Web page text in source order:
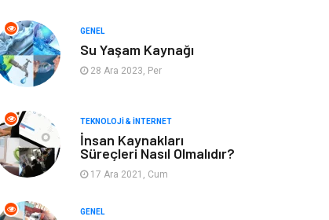
Müzik
Gayrimenkul Spor
Finans& Ekonomi
Genel Kültür Emlak
GENEL
Su Yaşam Kaynağı
28 Ara 2023, Per
TEKNOLOJI & İNTERNET
İnsan Kaynakları
Süreçleri Nasıl Olmalıdır?
17 Ara 2021, Cum
GENEL